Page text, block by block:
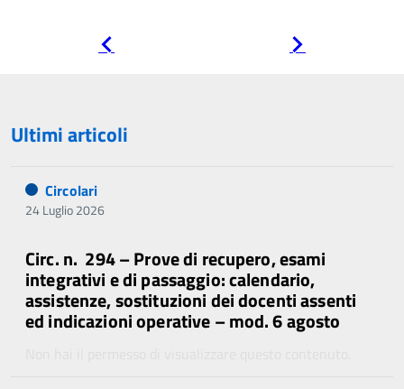
Ultimi articoli
Circolari
24 Luglio 2026
Circ. n. 294 – Prove di recupero, esami
integrativi e di passaggio: calendario,
assistenze, sostituzioni dei docenti assenti
ed indicazioni operative – mod. 6 agosto